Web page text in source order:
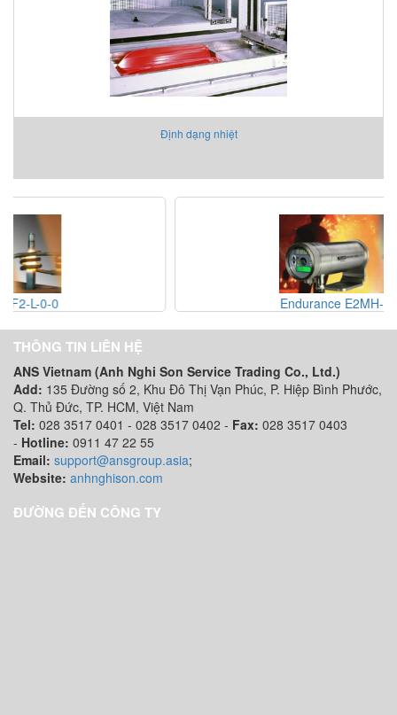
Định dạng nhiệt
Endurance E2MH-F2-L-0-0
THÔNG TIN LIÊN HỆ
ANS Vietnam (Anh Nghi Son Service Trading Co., Ltd.)
Add: 135 Đường số 2, Khu Đô Thị Vạn Phúc, P. Hiệp Bình Phước,
Q. Thủ Đức, TP. HCM, Việt Nam
Tel: 028 3517 0401 - 028 3517 0402 - Fax: 028 3517 0403
- Hotline: 0911 47 22 55
Email: support@ansgroup.asia;
Website: anhnghison.com
ĐƯỜNG ĐẾN CÔNG TY